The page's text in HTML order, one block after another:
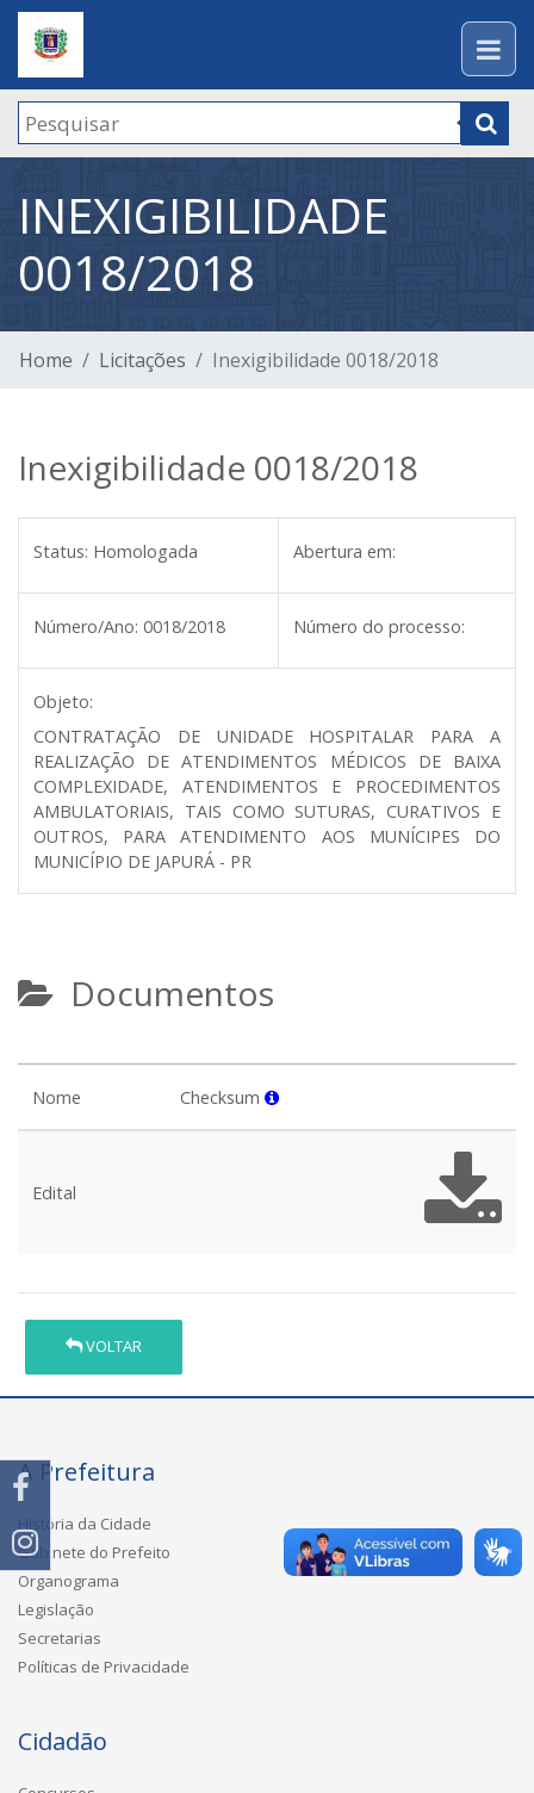
INEXIGIBILIDADE
0018/2018
Home Licitações Inexigibilidade 0018/2018
Inexigibilidade 0018/2018
Status: Homologada Abertura em:
Número/Ano: 0018/2018 Número do processo:
Objeto:
CONTRATAÇÃO DE UNIDADE HOSPITALAR PARA A
REALIZAÇÃO DE ATENDIMENTOS MÉDICOS DE BAIXA
COMPLEXIDADE, ATENDIMENTOS E PROCEDIMENTOS
AMBULATORIAIS, TAIS COMO SUTURAS, CURATIVOS E
OUTROS, PARA ATENDIMENTO AOS MUNÍCIPES DO
MUNICÍPIO DE JAPURÁ - PR
Documentos
Nome Checksum
Edital
VOLTAR
A Prefeitura
História da Cidade
Gabinete do Prefeito
Organograma
Legislação
Secretarias
Políticas de Privacidade
Cidadão